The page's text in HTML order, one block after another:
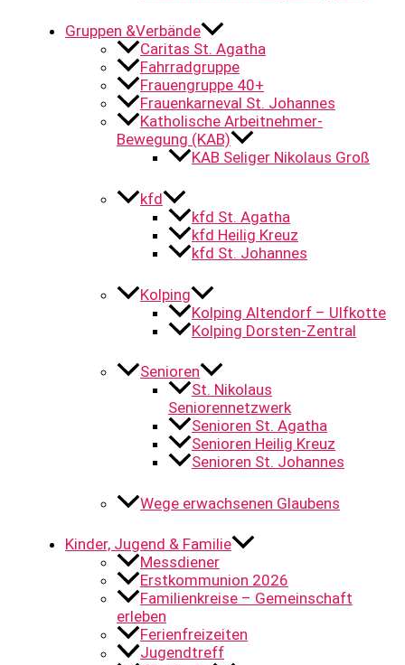
Gruppen &Verbände
Caritas St. Agatha
Fahrradgruppe
Frauengruppe 40+
Frauenkarneval St. Johannes
Katholische Arbeitnehmer-
Bewegung (KAB)
KAB Seliger Nikolaus Groß
kfd
kfd St. Agatha
kfd Heilig Kreuz
kfd St. Johannes
Kolping
Kolping Altendorf – Ulfkotte
Kolping Dorsten-Zentral
Senioren
St. Nikolaus
Seniorennetzwerk
Senioren St. Agatha
Senioren Heilig Kreuz
Senioren St. Johannes
Wege erwachsenen Glaubens
Kinder, Jugend & Familie
Messdiener
Erstkommunion 2026
Familienkreise – Gemeinschaft
erleben
Ferienfreizeiten
Jugendtreff